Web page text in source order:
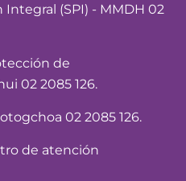
(SPI) - MMDH 02
de
02 2085 126.
02 2085 126.
de atención